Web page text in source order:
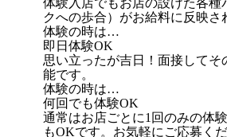
体験入店でもお店の設けた各種
クへの歩合）がお給料に反映さ
体験の時は…
即日体験OK
思い立ったが吉日！面接してそ
能です。
体験の時は…
何回でも体験OK
通常はお店ごとに1回のみの体
もOKです。お気軽にご応募くだ